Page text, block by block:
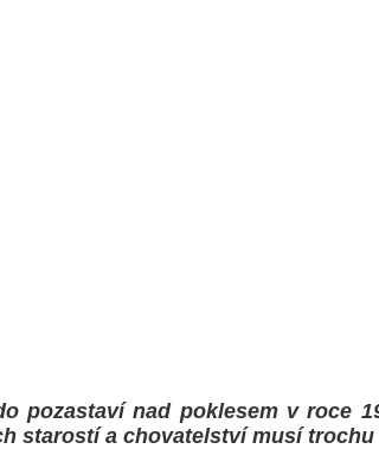
pozastaví nad poklesem v roce
starostí a chovatelství musí trochu